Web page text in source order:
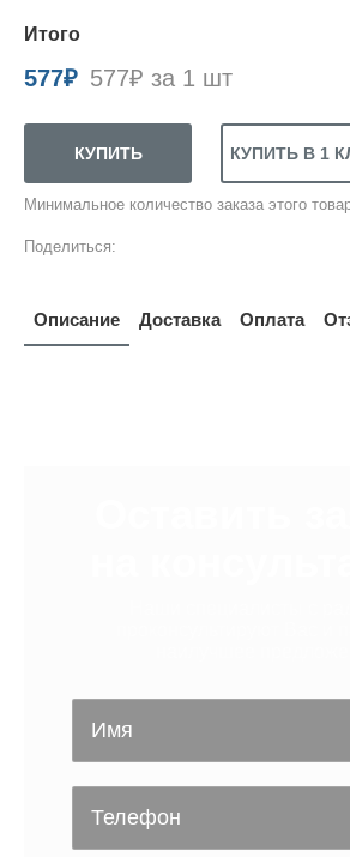
Итого
577₽ 577₽ за 1 шт
Минимальное количество заказа этого
Поделиться:
Описание Доставка Оплата